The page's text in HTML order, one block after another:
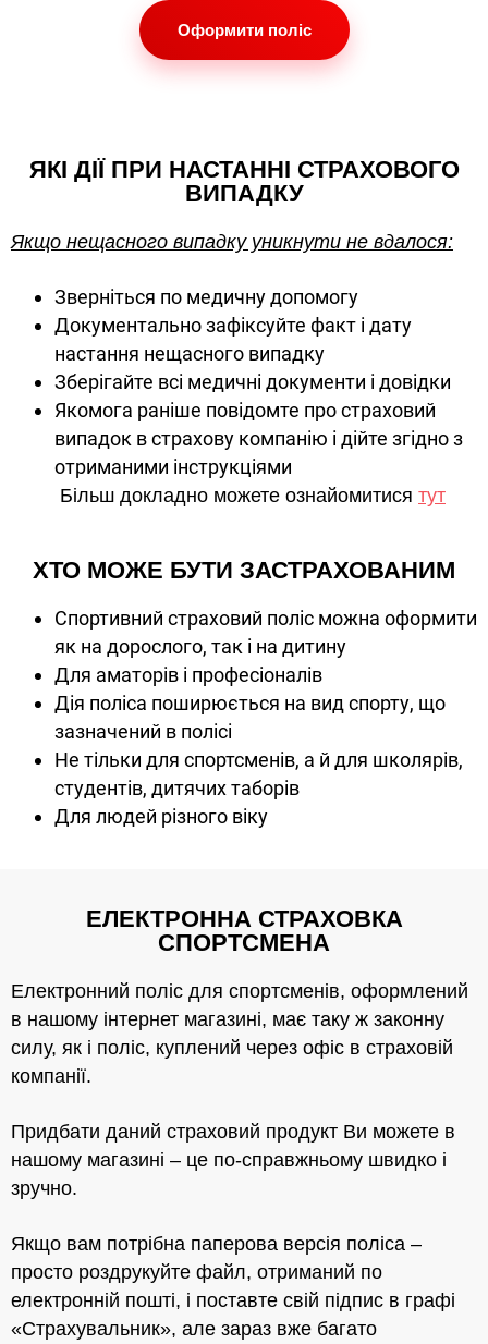
Оформити поліс
ЯКІ ДІЇ ПРИ НАСТАННІ СТРАХОВОГО
ВИПАДКУ
Якщо нещасного випадку уникнути не вдалося:
Зверніться по медичну допомогу
Документально зафіксуйте факт і дату
настання нещасного випадку
Зберігайте всі медичні документи і довідки
Якомога раніше повідомте про страховий
випадок в страхову компанію і дійте згідно з
отриманими інструкціями
Більш докладно можете ознайомитися тут
ХТО МОЖЕ БУТИ ЗАСТРАХОВАНИМ
Спортивний страховий поліс можна оформити
як на дорослого, так і на дитину
Для аматорів і професіоналів
Дія поліса поширюється на вид спорту, що
зазначений в полісі
Не тільки для спортсменів, а й для школярів,
студентів, дитячих таборів
Для людей різного віку
ЕЛЕКТРОННА СТРАХОВКА
СПОРТСМЕНА
Електронний поліс для спортсменів, оформлений
в нашому інтернет магазині, має таку ж законну
силу, як і поліс, куплений через офіс в страховій
компанії.
Придбати даний страховий продукт Ви можете в
нашому магазині – це по-справжньому швидко і
зручно.
Якщо вам потрібна паперова версія поліса –
просто роздрукуйте файл, отриманий по
електронній пошті, і поставте свій підпис в графі
«Страхувальник», але зараз вже багато